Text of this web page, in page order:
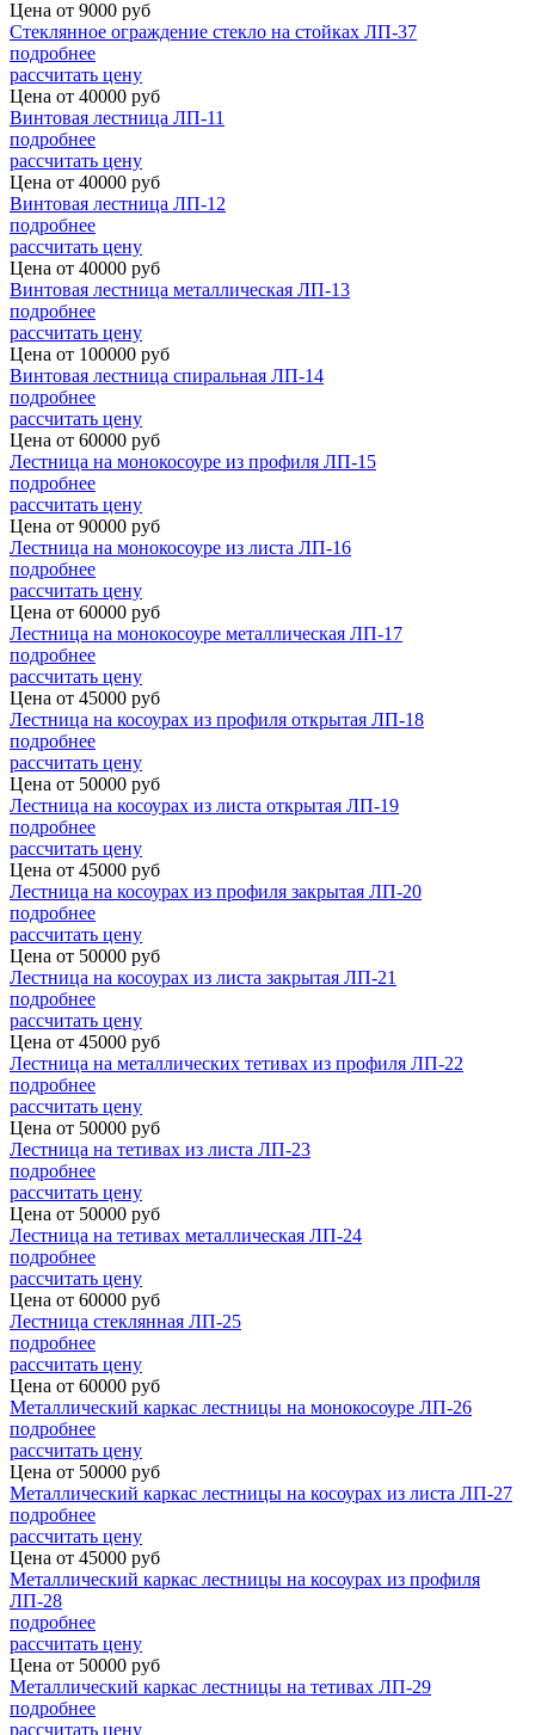
Цена от 9000 руб
Стеклянное ограждение стекло на стойках ЛП-37
подробнее
рассчитать цену
Цена от 40000 руб
Винтовая лестница ЛП-11
подробнее
рассчитать цену
Цена от 40000 руб
Винтовая лестница ЛП-12
подробнее
рассчитать цену
Цена от 40000 руб
Винтовая лестница металлическая ЛП-13
подробнее
рассчитать цену
Цена от 100000 руб
Винтовая лестница спиральная ЛП-14
подробнее
рассчитать цену
Цена от 60000 руб
Лестница на монокосоуре из профиля ЛП-15
подробнее
рассчитать цену
Цена от 90000 руб
Лестница на монокосоуре из листа ЛП-16
подробнее
рассчитать цену
Цена от 60000 руб
Лестница на монокосоуре металлическая ЛП-17
подробнее
рассчитать цену
Цена от 45000 руб
Лестница на косоурах из профиля открытая ЛП-18
подробнее
рассчитать цену
Цена от 50000 руб
Лестница на косоурах из листа открытая ЛП-19
подробнее
рассчитать цену
Цена от 45000 руб
Лестница на косоурах из профиля закрытая ЛП-20
подробнее
рассчитать цену
Цена от 50000 руб
Лестница на косоурах из листа закрытая ЛП-21
подробнее
рассчитать цену
Цена от 45000 руб
Лестница на металлических тетивах из профиля ЛП-22
подробнее
рассчитать цену
Цена от 50000 руб
Лестница на тетивах из листа ЛП-23
подробнее
рассчитать цену
Цена от 50000 руб
Лестница на тетивах металлическая ЛП-24
подробнее
рассчитать цену
Цена от 60000 руб
Лестница стеклянная ЛП-25
подробнее
рассчитать цену
Цена от 60000 руб
Металлический каркас лестницы на монокосоуре ЛП-26
подробнее
рассчитать цену
Цена от 50000 руб
Металлический каркас лестницы на косоурах из листа ЛП-27
подробнее
рассчитать цену
Цена от 45000 руб
Металлический каркас лестницы на косоурах из профиля
ЛП-28
подробнее
рассчитать цену
Цена от 50000 руб
Металлический каркас лестницы на тетивах ЛП-29
подробнее
рассчитать цену